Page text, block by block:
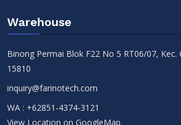
Warehouse
Binong Permai Blok F22 No 5 RT06/07, Kec.
15810
inquiry@farinotech.com
WA : +62851-4374-3121
View Location on GoogleMap